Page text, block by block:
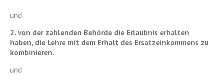
und
2. von der zahlenden Behörde die Erlaubnis erhalten
haben, die Lehre mit dem Erhalt des Ersatzeinkommens zu
kombinieren.
und